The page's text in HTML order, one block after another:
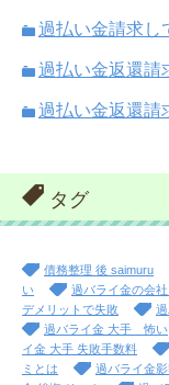
過払い金請求し
過払い金返還請
過払い金返還請
タグ
債務整理 後 saimuru
い
過バライ金の会社
デメリットで失敗
過バライ金 大手 怖い
イ金 大手 失敗手数料
ミとは
過バライ金